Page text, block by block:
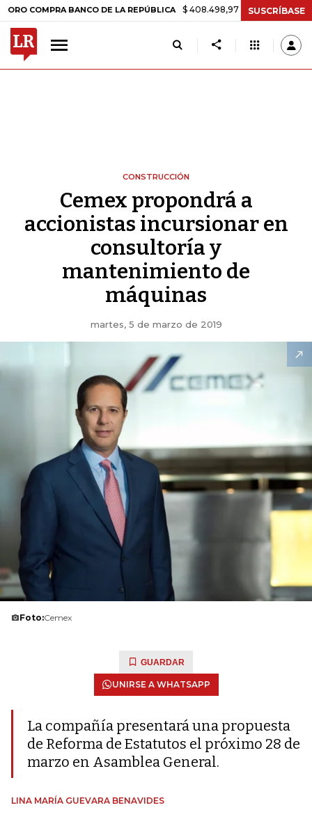
BANCO DE LA REPÚBLICA $ 408.498,97 +$ 8.753,81 +2,19%
SUSCRÍBASE
CONSTRUCCIÓN
Cemex propondrá a
accionistas incursionar en
consultoría y
mantenimiento de
máquinas
martes, 5 de marzo de 2019
Foto:Cemex
GUARDAR
UNIRSE A WHATSAPP
La compañía presentará una propuesta
de Reforma de Estatutos el próximo 28 de
marzo en Asamblea General.
LINA MARÍA GUEVARA BENAVIDES